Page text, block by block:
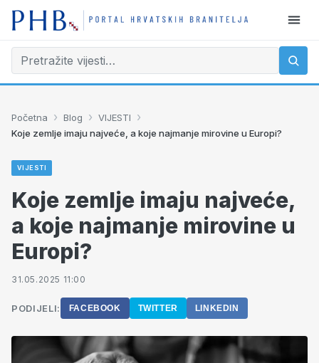
Početna › Blog › VIJESTI ›
Koje zemlje imaju najveće, a koje najmanje mirovine u Europi?
VIJESTI
Koje zemlje imaju najveće,
a koje najmanje mirovine u
Europi?
31.05.2025 11:00
PODIJELI: FACEBOOK TWITTER LINKEDIN